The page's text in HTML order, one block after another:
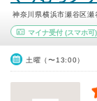
神奈川県横浜市瀬谷区瀬
マイナ受付 (スマホ可)
土曜（〜13:00）